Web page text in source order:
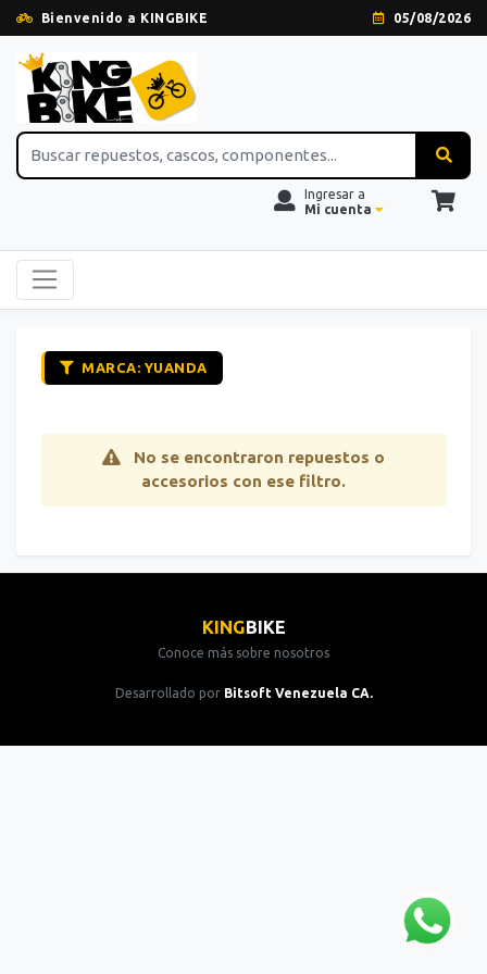
Bienvenido a KINGBIKE 05/08/2026
Ingresar a
Mi cuenta
MARCA: YUANDA
No se encontraron repuestos o
accesorios con ese filtro.
KINGBIKE
Conoce más sobre nosotros
Desarrollado por Bitsoft Venezuela CA.